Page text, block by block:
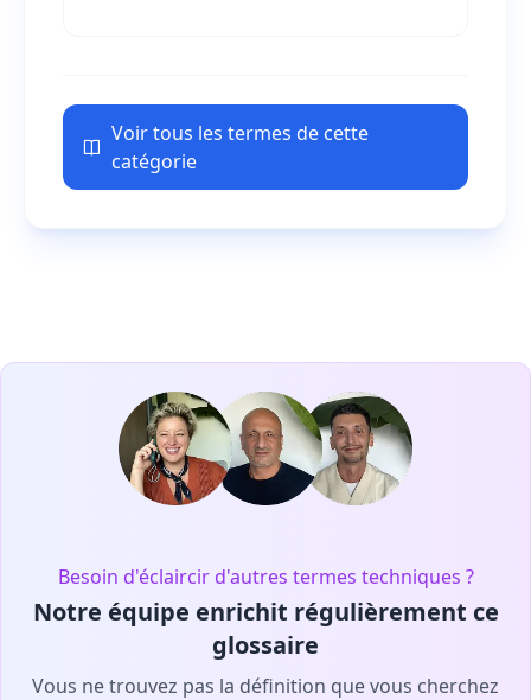
Voir tous les termes de cette
catégorie
Besoin d'éclaircir d'autres termes techniques ?
Notre équipe enrichit régulièrement ce
glossaire
Vous ne trouvez pas la définition que vous cherchez